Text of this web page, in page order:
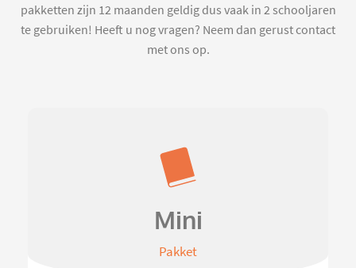
pakketten zijn 12 maanden geldig dus vaak in 2 schooljaren
te gebruiken! Heeft u nog vragen? Neem dan gerust contact
met ons op.
Mini
Pakket